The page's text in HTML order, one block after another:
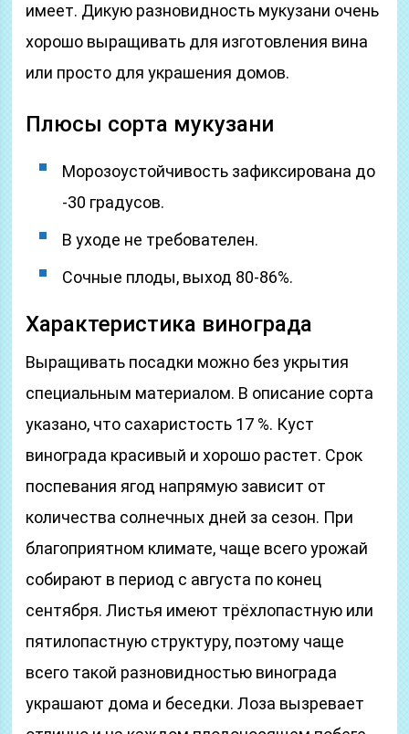
имеет. Дикую разновидность мукузани очень
хорошо выращивать для изготовления вина
или просто для украшения домов.
Плюсы сорта мукузани
Морозоустойчивость зафиксирована до
-30 градусов.
В уходе не требователен.
Сочные плоды, выход 80-86%.
Характеристика винограда
Выращивать посадки можно без укрытия
специальным материалом. В описание сорта
указано, что сахаристость 17 %. Куст
винограда красивый и хорошо растет. Срок
поспевания ягод напрямую зависит от
количества солнечных дней за сезон. При
благоприятном климате, чаще всего урожай
собирают в период с августа по конец
сентября. Листья имеют трёхлопастную или
пятилопастную структуру, поэтому чаще
всего такой разновидностью винограда
украшают дома и беседки. Лоза вызревает